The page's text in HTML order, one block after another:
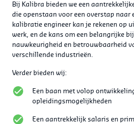
Bij Kalibra bieden we een
die openstaan voor een overstap naar
kalibratie engineer kan je rekenen op
werk, en de kans om een belangrijke
nauwkeurigheid en betrouwbaarheid
verschillende industrieën.
Verder bieden wij:
Een baan met volop
opleidingsmogelijkheden
Een aantrekkelijk salaris en